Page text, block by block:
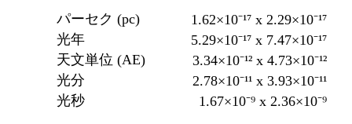
パーセク (pc)
1.62×10⁻¹⁷ x 2.29×10⁻¹⁷
光年
5.29×10⁻¹⁷ x 7.47×10⁻¹⁷
天文単位 (AE)
3.34×10⁻¹² x 4.73×10⁻¹²
光分
2.78×10⁻¹¹ x 3.93×10⁻¹¹
光秒
1.67×10⁻⁹ x 2.36×10⁻⁹